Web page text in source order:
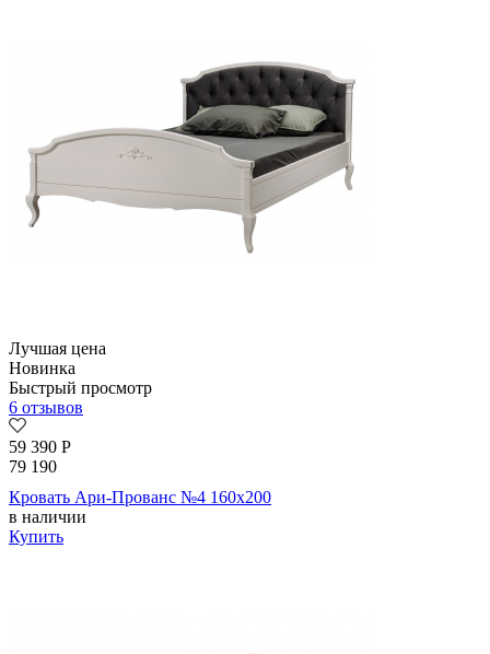
Лучшая цена
Новинка
Быстрый просмотр
6 отзывов
59 390 Р
79 190
Кровать Ари-Прованс №4 160х200
в наличии
Купить